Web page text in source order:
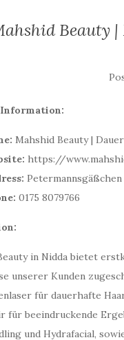
Beauty
Information:
Mahshid Beauty |
https://
Petermannsgäßchen
0175 8079766
in Nidda bietet
unserer Kunden
für dauerhafte
für beeindruckende
und Hydrafacial,